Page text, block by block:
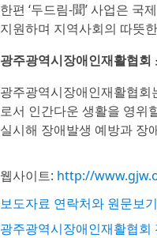
한편 ‘두드림-聞’ 사업은
지원하며 지역사회의 따뜻
광주광역시장애인재활협회
광주광역시장애인재활협
로서 인간다운 생활을 영위
실시해 장애발생 예방과 장
웹사이트: http://
보도자료 연락처와 원문보
광주광역시장애인재활협회